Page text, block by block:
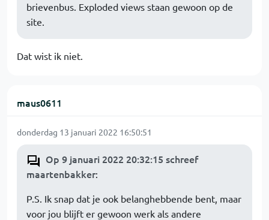
brievenbus. Exploded views staan gewoon op de
site.
Dat wist ik niet.
maus0611
donderdag 13 januari 2022 16:50:51
Op 9 januari 2022 20:32:15 schreef
maartenbakker:
P.S. Ik snap dat je ook belanghebbende bent, maar
voor jou blijft er gewoon werk als andere